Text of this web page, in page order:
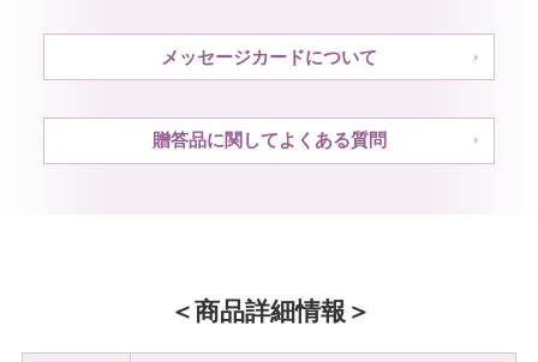
メッセージカードについて
贈答品に関してよくある質問
商品詳細情報